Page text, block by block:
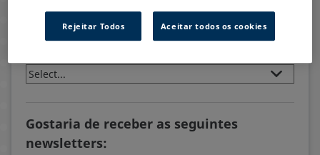
Gostaria de receber as seguintes
newsletters:
Rejeitar Todos Aceitar todos os cookies